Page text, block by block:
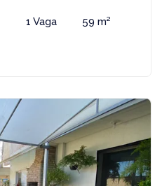
1 Vaga 59 m²